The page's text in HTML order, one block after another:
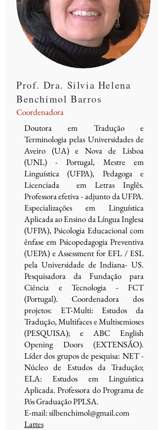
Prof. Dra. Silvia Helena
Benchimol Barros
Coordenadora
Doutora em Tradução e
Terminologia pelas Universidades de
Aveiro (UA) e Nova de Lisboa
(UNL) - Portugal, Mestre em
Linguística (UFPA), Pedagoga e
Licenciada em Letras Inglês.
Professora efetiva - adjunto da UFPA.
Especializações em Linguística
Aplicada ao Ensino da Língua Inglesa
(UFPA), Psicologia Educacional com
ênfase em Psicopedagogia Preventiva
(UEPA) e Assessment for EFL / ESL
pela Universidade de Indiana- US.
Pesquisadora da Fundação para
Ciência e Tecnologia - FCT
(Portugal). Coordenadora dos
projetos: ET-Multi: Estudos da
Tradução, Multifaces e Multisemioses
(PESQUISA); e ABC English
Opening Doors (EXTENSÃO).
Líder dos grupos de pesquisa: NET -
Núcleo de Estudos da Tradução;
ELA: Estudos em Linguística
Aplicada. Professora do Programa de
Pós Graduação PPLSA.
E-mail:silbenchimol@gmail.com
Lattes